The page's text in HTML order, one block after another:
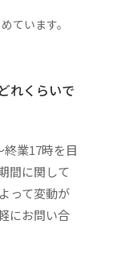
ています。
れくらいで
業17時を目
間に関して
って変動が
にお問い合